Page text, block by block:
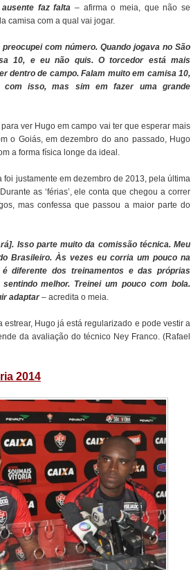
ausente faz falta– afirma o meia, que não se
camisa com a qual vai jogar.
com número. Quando jogava no São
10, e eu não quis. O torcedor está mais
dentro de campo. Falam muito em camisa 10,
com isso, mas sim em fazer uma grande
ver Hugo em campo vai ter que esperar mais
o Goiás, em dezembro do ano passado, Hugo
a forma física longe da ideal.
justamente em dezembro de 2013, pela última
as ‘férias’, ele conta que chegou a correr
mas confessa que passou a maior parte do
Isso parte muito da comissão técnica. Meu
Brasileiro. Às vezes eu corria um pouco na
diferente dos treinamentos e das próprias
melhor. Treinei um pouco com bola.
adaptar– acredita o meia.
estrear, Hugo já está regularizado e pode vestir a
da avaliação do técnico Ney Franco. (Rafael
2014